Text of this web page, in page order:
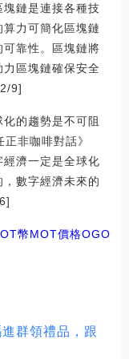
鏈是連接各種技
力可簡化區塊鏈
靠性。區塊鏈將
區塊鏈確保安全
9]
的趨勢是不可阻
非咖啡對話》
經濟一定是全球化
數字經濟未來的
幣MOT價格OGO
群領禮品，跟